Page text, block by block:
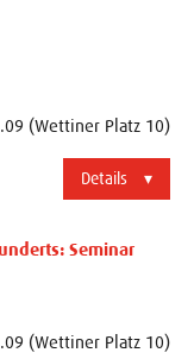
(Wettiner Platz 10)
Details
Seminar
(Wettiner Platz 10)